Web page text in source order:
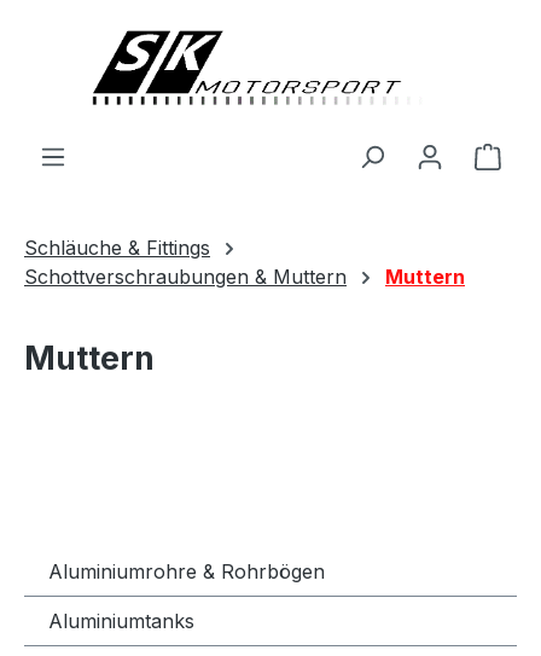
Schläuche & Fittings
Schottverschraubungen & Muttern
Muttern
Muttern
Aluminiumrohre & Rohrbögen
Aluminiumtanks